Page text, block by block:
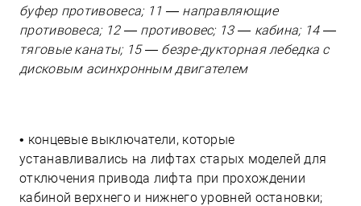
буфер противовеса; 11 — направляющие
противовеса; 12 — противовес; 13 — кабина; 14 —
тяговые канаты; 15 — безре-дукторная лебедка с
дисковым асинхронным двигателем
• концевые выключатели, которые
устанавливались на лифтах старых моделей для
отключения привода лифта при прохождении
кабиной верхнего и нижнего уровней остановки;